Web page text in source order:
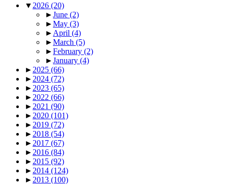
▼ 2026 (20)
►June (2)
►May (3)
► April (4)
►March (5)
►February (2)
►January (4)
► 2025 (66)
► 2024 (72)
► 2023 (65)
► 2022 (66)
► 2021 (90)
► 2020 (101)
► 2019 (72)
► 2018 (54)
► 2017 (67)
► 2016 (84)
► 2015 (92)
► 2014 (124)
► 2013 (100)